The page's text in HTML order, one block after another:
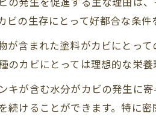
ビの生存にとって好都合な条件
が含まれた塗料がカビにとっ
のカビにとっては理想的な栄養
キが含む水分がカビの発生に
続けることができます。特に